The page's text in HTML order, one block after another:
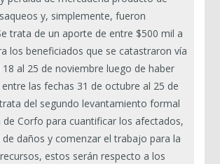
y, simplemente, fueron
trata de un aporte de entre $500 mil a
los beneficiados que se catastraron vía
al 25 de noviembre luego de haber
las fechas 31 de octubre al 25 de
del segundo levantamiento formal
Corfo para cuantificar los afectados,
daños y comenzar el trabajo para la
estos serán respecto a los